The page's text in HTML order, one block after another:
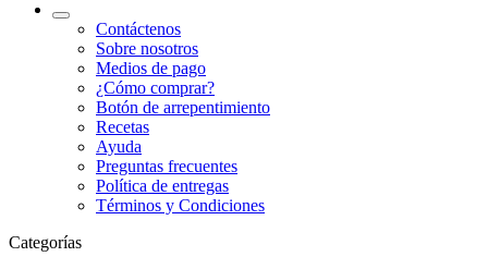
Contáctenos
Sobre nosotros
Medios de pago
¿Cómo comprar?
Botón de arrepentimiento
Recetas
Ayuda
Preguntas frecuentes
Política de entregas
Términos y Condiciones
Categorías